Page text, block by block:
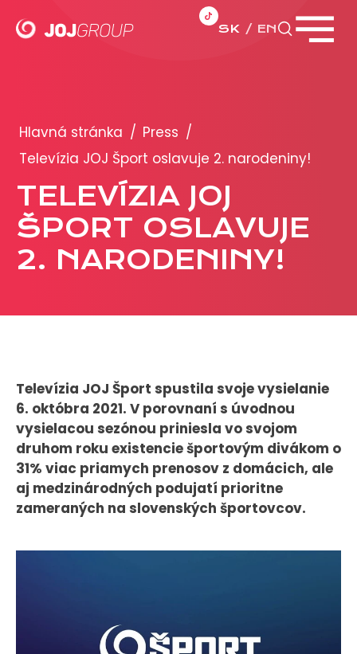
SK EN
Brandy
Produkty
PRODUKCIA
REKLAMA
O NÁS
Tím
Kariéra
VEREJNÉ VYSIELANIE MS 2026
Hlavná stránka / Press /
Televízia JOJ Šport oslavuje 2. narodeniny!
TELEVÍZIA JOJ
ŠPORT OSLAVUJE
2. NARODENINY!
Televízia JOJ Šport spustila svoje vysielanie
6. októbra 2021. V porovnaní s úvodnou
vysielacou sezónou priniesla vo svojom
druhom roku existencie športovým divákom o
31% viac priamych prenosov z domácich, ale
aj medzinárodných podujatí prioritne
zameraných na slovenských športovcov.